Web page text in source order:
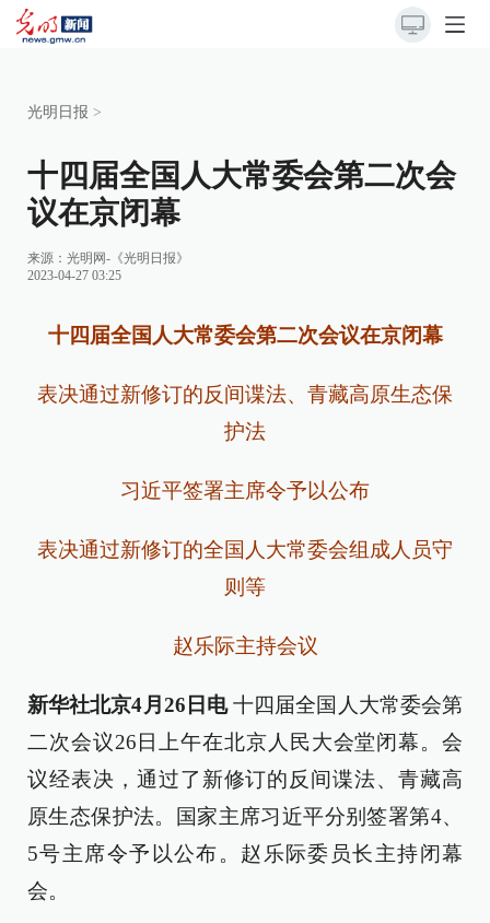
光明日报 >
十四届全国人大常委会第二次会
议在京闭幕
来源： 光明网-《光明日报》
2023-04-27 03:25
十四届全国人大常委会第二次会议在京闭幕
表决通过新修订的反间谍法、青藏高原生态保
护法
习近平签署主席令予以公布
表决通过新修订的全国人大常委会组成人员守
则等
赵乐际主持会议
新华社北京4月26日电十四届全国人大常委会第
二次会议26日上午在北京人民大会堂闭幕。会
议经表决，通过了新修订的反间谍法、青藏高
原生态保护法。国家主席习近平分别签署第4、
5号主席令予以公布。赵乐际委员长主持闭幕
会。